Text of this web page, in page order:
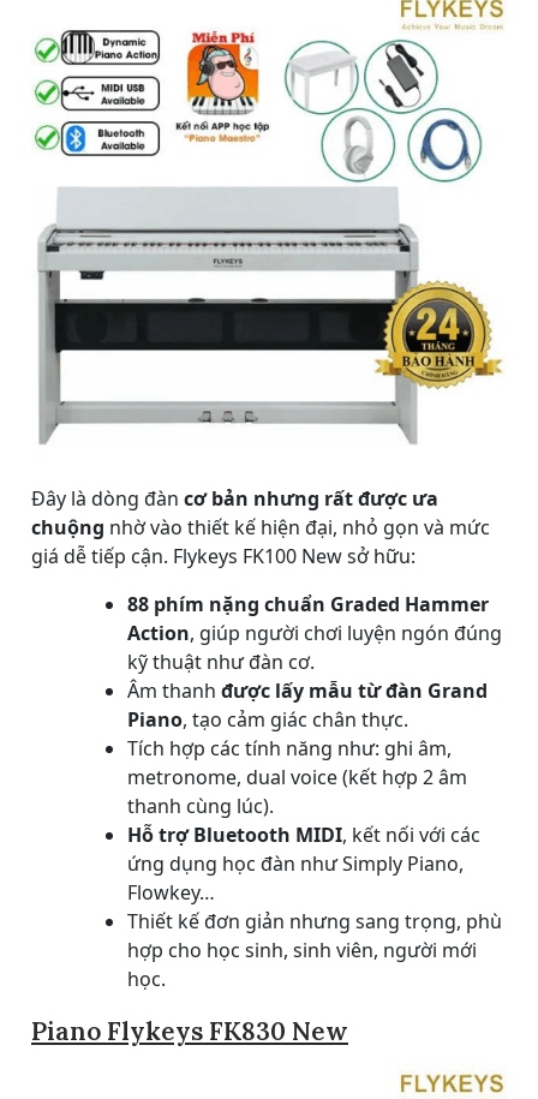
Đây là dòng đàn cơ bản nhưng rất được ưa
chuộng nhờ vào thiết kế hiện đại, nhỏ gọn và mức
giá dễ tiếp cận. Flykeys FK100 New sở hữu:
88 phím nặng chuẩn Graded Hammer
Action, giúp người chơi luyện ngón đúng
kỹ thuật như đàn cơ.
Âm thanh được lấy mẫu từ đàn Grand
Piano, tạo cảm giác chân thực.
Tích hợp các tính năng như: ghi âm,
metronome, dual voice (kết hợp 2 âm
thanh cùng lúc).
Hỗ trợ Bluetooth MIDI, kết nối với các
ứng dụng học đàn như Simply Piano,
Flowkey…
Thiết kế đơn giản nhưng sang trọng, phù
hợp cho học sinh, sinh viên, người mới
học.
Piano Flykeys FK830 New